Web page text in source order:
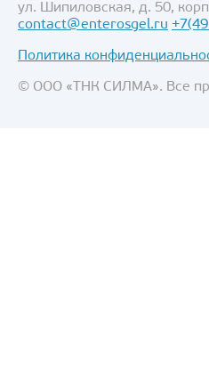
ул. Шипиловская, д. 50,
contact@enterosgel.ru
Политика
© ООО «ТНК СИЛМА». Все